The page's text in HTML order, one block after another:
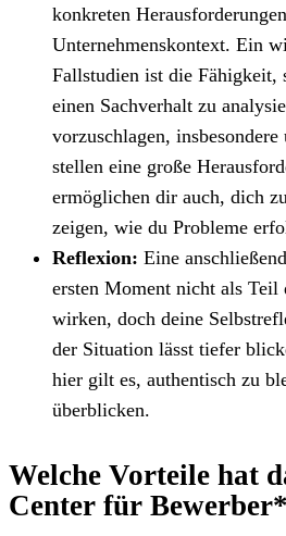
konkreten
Unternehmenskontext. Ein
Fallstudien ist die Fähigkeit,
einen Sachverhalt zu
vorzuschlagen,
stellen eine große
ermöglichen dir auch, dich
zeigen, wie du Probleme
Reflexion: Eine
ersten Moment nicht als Teil
wirken, doch deine
der Situation lässt tiefer
hier gilt es, authentisch zu
überblicken.
Welche Vorteile hat
Center für